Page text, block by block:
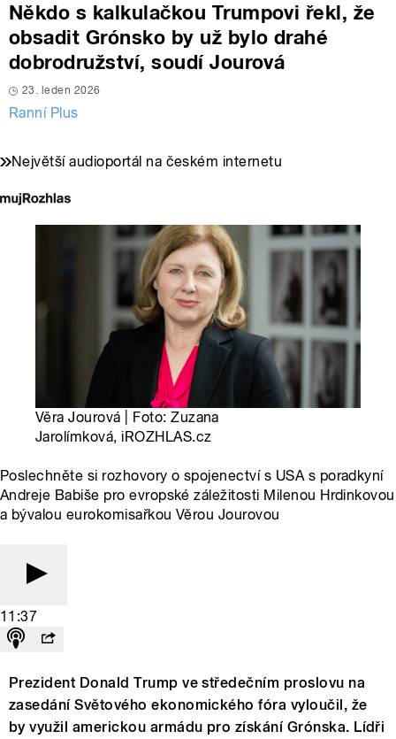
Někdo s kalkulačkou Trumpovi řekl, že
obsadit Grónsko by už bylo drahé
dobrodružství, soudí Jourová
23. leden 2026
Ranní Plus
Největší audioportál na českém internetu
Věra Jourová | Foto: Zuzana
Jarolímková, iROZHLAS.cz
Poslechněte si rozhovory o spojenectví s USA s poradkyní
Andreje Babiše pro evropské záležitosti Milenou Hrdinkovou
a bývalou eurokomisařkou Věrou Jourovou
11:37
Prezident Donald Trump ve středečním proslovu na
zasedání Světového ekonomického fóra vyloučil, že
by využil americkou armádu pro získání Grónska. Lídři